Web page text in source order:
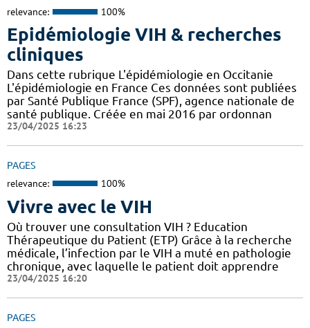
relevance: 100%
Epidémiologie VIH & recherches
cliniques
Dans cette rubrique L'épidémiologie en Occitanie
L'épidémiologie en France Ces données sont publiées
par Santé Publique France (SPF), agence nationale de
santé publique. Créée en mai 2016 par ordonnan
23/04/2025 16:23
PAGES
relevance: 100%
Vivre avec le VIH
Où trouver une consultation VIH ? Education
Thérapeutique du Patient (ETP) Grâce à la recherche
médicale, l’infection par le VIH a muté en pathologie
chronique, avec laquelle le patient doit apprendre
23/04/2025 16:20
PAGES